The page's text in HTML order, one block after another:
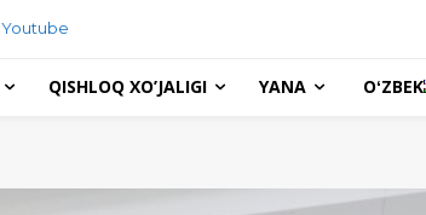
Youtube
QISHLOQ XO’JALIGI YANA OʻZBEK